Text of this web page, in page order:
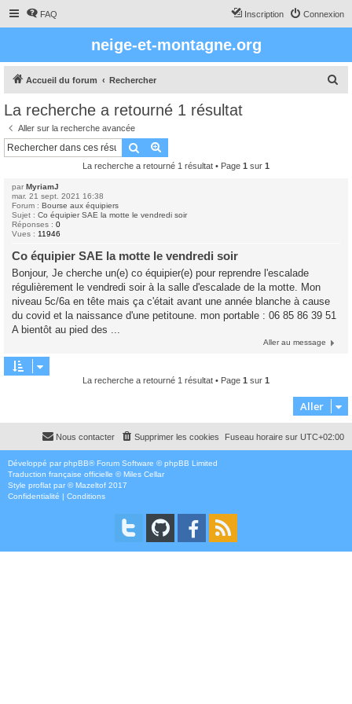
FAQ Connexion
Inscription
neige-et-montagne.org
Accueil du forum Rechercher
La recherche a retourné 1 résultat
Aller sur la recherche avancée
Rechercher
La recherche a retourné 1 résultat • Page 1 sur 1
par MyriamJ
mar. 21 sept. 2021 16:38
Forum : Bourse aux équipiers
Sujet : Co équipier SAE la motte le vendredi soir
Réponses : 0
Vues : 11946
Co équipier SAE la motte le vendredi soir
Bonjour, Je cherche un(e) co équipier(e) pour reprendre l'escalade
régulièrement le vendredi soir à la salle d'escalade de la motte. Mon
niveau 5c/6a en tête mais ça c'était avant une année blanche à cause
du covid et la naissance d'une petitoune. mon portable : 06 85 86 39 51
A bientôt au pied des ...
Aller au message
La recherche a retourné 1 résultat • Page 1 sur 1
Aller
Fuseau horaire sur UTC+02:00
Supprimer les cookies
Nous contacter
Développé par phpBB® Forum Software © phpBB Limited
Traduction française officielle ©Miles Cellar
Style proflat par ©Mazeltof 2017
Confidentialité | Conditions